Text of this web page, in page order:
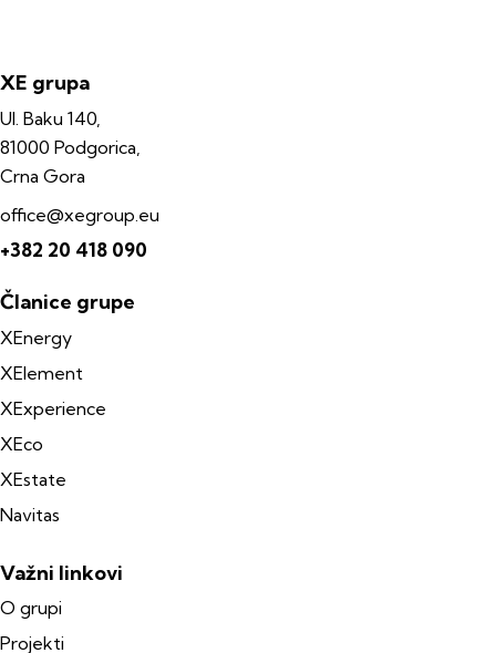
XE grupa
Ul. Baku 140,
81000 Podgorica,
Crna Gora
office@xegroup.eu
+382 20 418 090
Članice grupe
XEnergy
XElement
XExperience
XEco
XEstate
Navitas
Važni linkovi
O grupi
Projekti